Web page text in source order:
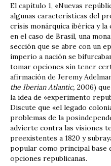
El capítulo 1, «Nuevas
algunas características del
crisis monárquica ibérica y
en el caso de Brasil, una
sección que se abre con un
imperio a nación se
tomar opciones sin tener
afirmación de Jeremy
the Iberian Atlantic, 2006)
la idea de «experimento
Discute que «el legado
problemas de la
advierte contra las visiones
preexistentes a 1820 y
popular como principal base
opciones republicanas.